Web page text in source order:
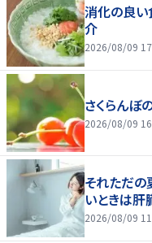
消化の良い
介
2026/08/09
さくらんぼ
2026/08/09
それただの
いときは肝
2026/08/09